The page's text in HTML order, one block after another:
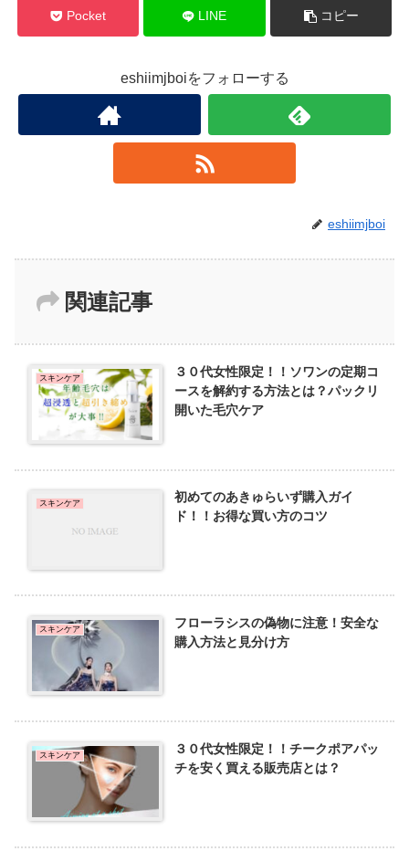
Pocket LINE コピー
eshiimjboiをフォローする
eshiimjboi
関連記事
スキンケア
３０代女性限定！！ソワンの定期コ
ースを解約する方法とは？パックリ
開いた毛穴ケア
スキンケア
初めてのあきゅらいず購入ガイ
ド！！お得な買い方のコツ
スキンケア
フローラシスの偽物に注意！安全な
購入方法と見分け方
スキンケア
３０代女性限定！！チークポアパッ
チを安く買える販売店とは？